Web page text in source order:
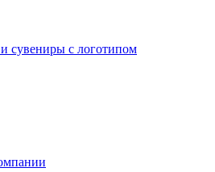
сувениры с логотипом